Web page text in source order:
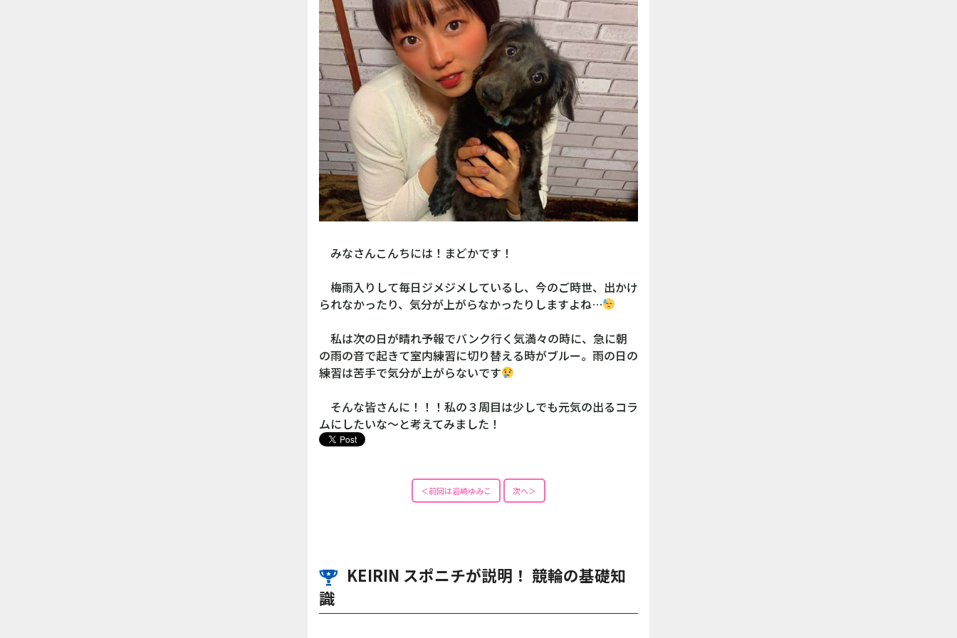
みなさんこんちには！まどかです！
梅雨入りして毎日ジメジメしているし、今のご時世、出かけ
られなかったり、気分が上がらなかったりしますよね…
私は次の日が晴れ予報でバンク行く気満々の時に、急に朝
の雨の音で起きて室内練習に切り替える時がブルー。雨の日の
練習は苦手で気分が上がらないです
そんな皆さんに！！！私の３周目は少しでも元気の出るコラ
ムにしたいな〜と考えてみました！
＜前回は岩崎ゆみこ 次へ＞
KEIRIN スポニチが説明！ 競輪の基礎知
識